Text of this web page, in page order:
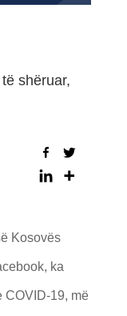
shëruar,
Kosovës
ka
COVID-19, më